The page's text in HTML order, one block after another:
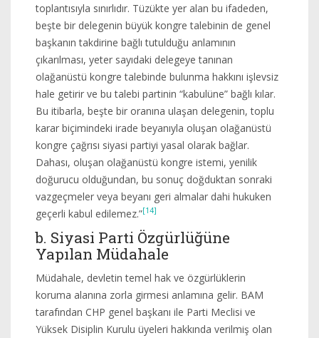
toplantısıyla sınırlıdır. Tüzükte yer alan bu ifadeden,
beşte bir delegenin büyük kongre talebinin de genel
başkanın takdirine bağlı tutulduğu anlamının
çıkarılması, yeter sayıdaki delegeye tanınan
olağanüstü kongre talebinde bulunma hakkını işlevsiz
hale getirir ve bu talebi partinin “kabulüne” bağlı kılar.
Bu itibarla, beşte bir oranına ulaşan delegenin, toplu
karar biçimindeki irade beyanıyla oluşan olağanüstü
kongre çağrısı siyasi partiyi yasal olarak bağlar.
Dahası, oluşan olağanüstü kongre istemi, yenilik
doğurucu olduğundan, bu sonuç doğduktan sonraki
vazgeçmeler veya beyanı geri almalar dahi hukuken
geçerli kabul edilemez.”[14]
b. Siyasi Parti Özgürlüğüne
Yapılan Müdahale
Müdahale, devletin temel hak ve özgürlüklerin
koruma alanına zorla girmesi anlamına gelir. BAM
tarafından CHP genel başkanı ile Parti Meclisi ve
Yüksek Disiplin Kurulu üyeleri hakkında verilmiş olan